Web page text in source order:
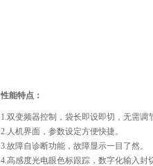
性能特点：
1.双变频器控制，袋长即设即切，无需调
2.人机界面，参数设定方便快捷。
3.故障自诊断功能，故障显示一目了然。
4.高感度光电眼色标跟踪，数字化输入封